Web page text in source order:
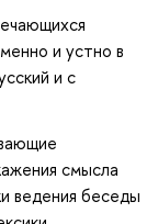
и устно в
и с
смысла
ведения беседы